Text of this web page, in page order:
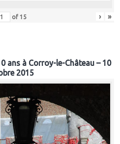
of 15 › »
ans à Corroy-le-Château – 10
2015